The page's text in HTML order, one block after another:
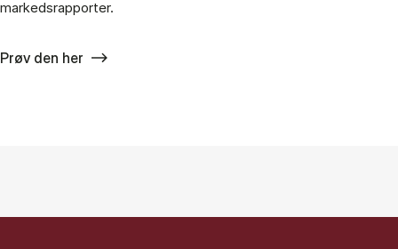
markedsrapporter.
Prøv den her